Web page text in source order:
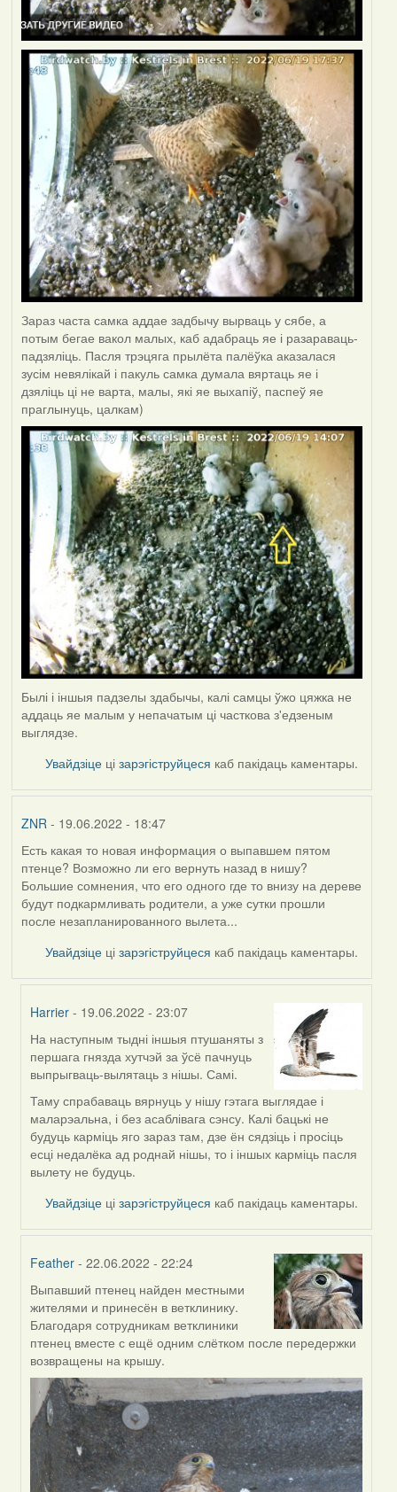
Зараз часта самка аддае задбычу вырваць у сябе, а
потым бегае вакол малых, каб адабраць яе і разараваць-
падзяліць. Пасля трэцяга прылёта палёўка аказалася
зусім невялікай і пакуль самка думала вяртаць яе і
дзяліць ці не варта, малы, які яе выхапіў, паспеў яе
праглынуць, цалкам)
Былі і іншыя падзелы здабычы, калі самцы ўжо цяжка не
аддаць яе малым у непачатым ці часткова з'едзеным
выглядзе.
Увайдзіце цізарэгіструйцеся каб пакідаць каментары.
ZNR - 19.06.2022 - 18:47
Есть какая то новая информация о выпавшем пятом
птенце? Возможно ли его вернуть назад в нишу?
Большие сомнения, что его одного где то внизу на дереве
будут подкармливать родители, а уже сутки прошли
после незапланированного вылета...
Увайдзіце цізарэгіструйцеся каб пакідаць каментары.
Harrier - 19.06.2022 - 23:07
In
reply
to
by
ZNR
На наступным тыдні іншыя птушаняты з
першага гнязда хутчэй за ўсё пачнуць
выпрыгваць-вылятаць з нішы. Самі.
Таму спрабаваць вярнуць у нішу гэтага выглядае і
маларэальна, і без асаблівага сэнсу. Калі бацькі не
будуць карміць яго зараз там, дзе ён сядзіць і просіць
есці недалёка ад роднай нішы, то і іншых карміць пасля
вылету не будуць.
Увайдзіце цізарэгіструйцеся каб пакідаць каментары.
Feather - 22.06.2022 - 22:24
In
reply
to
by
ZNR
Выпавший птенец найден местными
жителями и принесён в ветклинику.
Благодаря сотрудникам ветклиники
птенец вместе с ещё одним слётком после передержки
возвращены на крышу.